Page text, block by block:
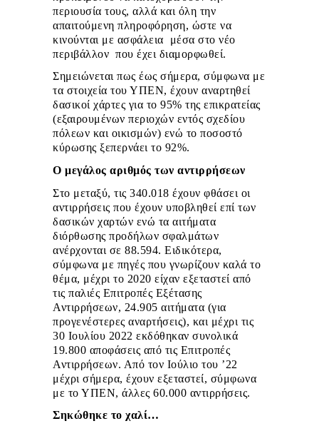
περιουσία τους, αλλά και όλη την
απαιτούμενη πληροφόρηση, ώστε να
κινούνται με ασφάλεια μέσα στο νέο
περιβάλλον που έχει διαμορφωθεί.
Σημειώνεται πως έως σήμερα, σύμφωνα με
τα στοιχεία του ΥΠΕΝ, έχουν αναρτηθεί
δασικοί χάρτες για το 95% της επικρατείας
(εξαιρουμένων περιοχών εντός σχεδίου
πόλεων και οικισμών) ενώ το ποσοστό
κύρωσης ξεπερνάει το 92%.
Ο μεγάλος αριθμός των αντιρρήσεων
Στο μεταξύ, τις 340.018 έχουν φθάσει οι
αντιρρήσεις που έχουν υποβληθεί επί των
δασικών χαρτών ενώ τα αιτήματα
διόρθωσης προδήλων σφαλμάτων
ανέρχονται σε 88.594. Ειδικότερα,
σύμφωνα με πηγές που γνωρίζουν καλά το
θέμα, μέχρι το 2020 είχαν εξεταστεί από
τις παλιές Επιτροπές Εξέτασης
Αντιρρήσεων, 24.905 αιτήματα (για
προγενέστερες αναρτήσεις), και μέχρι τις
30 Ιουλίου 2022 εκδόθηκαν συνολικά
19.800 αποφάσεις από τις Επιτροπές
Αντιρρήσεων. Από τον Ιούλιο του ’22
μέχρι σήμερα, έχουν εξεταστεί, σύμφωνα
με το ΥΠΕΝ, άλλες 60.000 αντιρρήσεις.
Σηκώθηκε το χαλί…